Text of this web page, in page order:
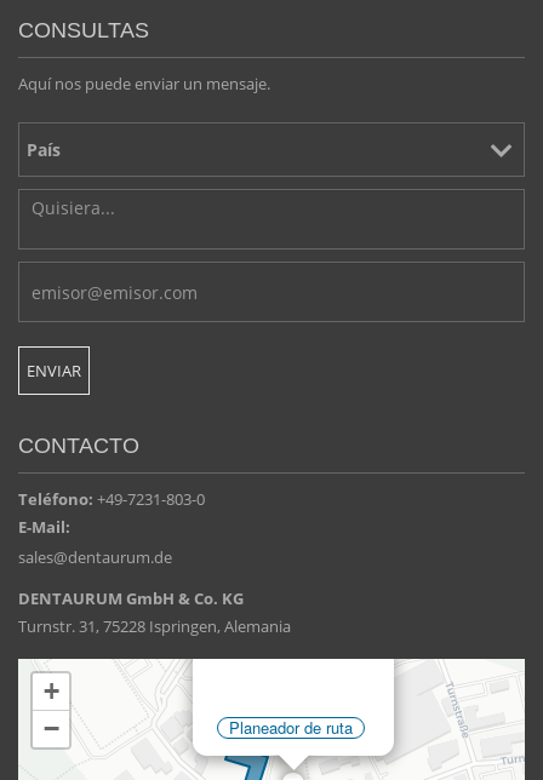
CONSULTAS
Aquí nos puede enviar un mensaje.
CONTACTO
Teléfono: +49-7231-803-0
E-Mail:
sales@dentaurum.de
DENTAURUM GmbH & Co. KG
Turnstr. 31, 75228 Ispringen, Alemania